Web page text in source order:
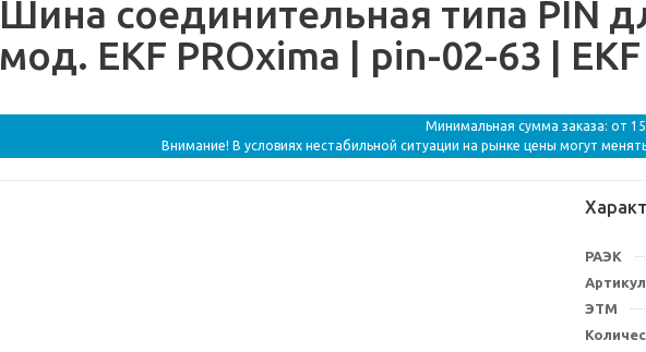
Шина соединительная типа PIN
мод. EKF PROxima | pin-02-63 | EKF
Минимальная сумма заказа: от
Внимание! В условиях нестабильной ситуации на рынке цены могут
РАЭК
Артикул
ЭТМ